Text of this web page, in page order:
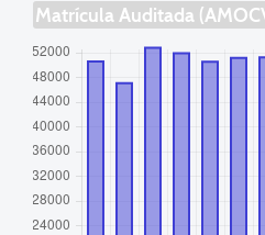
Matrícula Auditada